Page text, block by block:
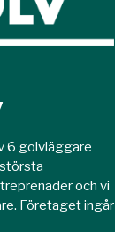
6 golvläggare
och vi
Företaget ingår